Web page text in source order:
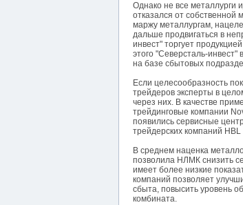
Однако не все металлурги
отказался от собственной
маржу металлургам,
дальше продвигаться в
инвест" торгует
этого "Северсталь-
на базе сбытовых
Если целесообразность
трейдеров эксперты в
через них. В качестве
трейдинговые компании
появились сервисные
трейдерских компаний
В среднем наценка
позволила НЛМК снизить
имеет более низкие
компаний позволяет
сбыта, повысить уровень
комбината.